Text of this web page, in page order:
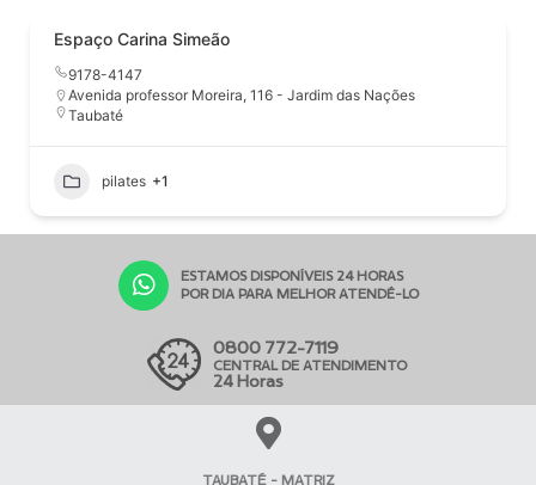
Espaço Carina Simeão
9178-4147
Avenida professor Moreira, 116 - Jardim das Nações
Taubaté
pilates +1
ESTAMOS DISPONÍVEIS 24 HORAS
POR DIA PARA MELHOR ATENDÊ-LO
0800 772-7119
CENTRAL DE ATENDIMENTO
24 Horas
TAUBATÉ - MATRIZ